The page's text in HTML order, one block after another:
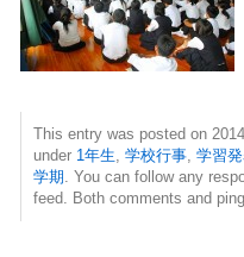
This entry was posted on
under 1年生, 学校行事, 学習
学期. You can follow any
feed. Both comments and